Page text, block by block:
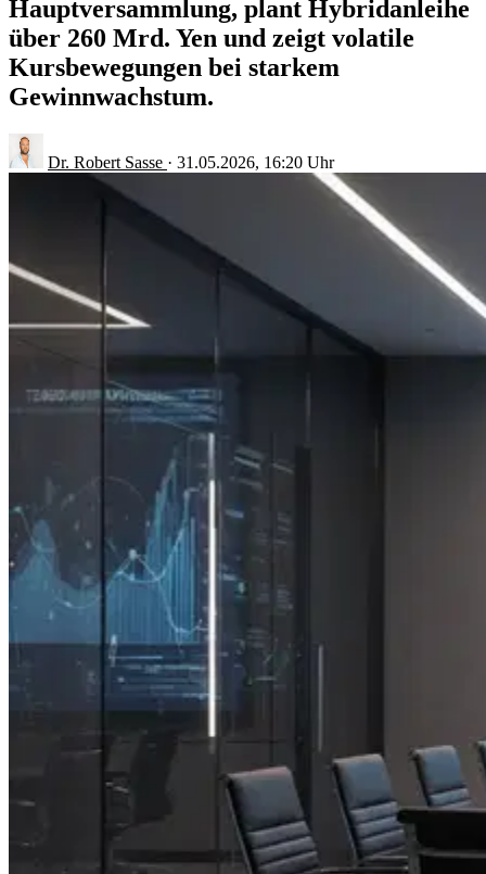
Hauptversammlung, plant Hybridanleihe
über 260 Mrd. Yen und zeigt volatile
Kursbewegungen bei starkem
Gewinnwachstum.
Dr. Robert Sasse · 31.05.2026, 16:20 Uhr